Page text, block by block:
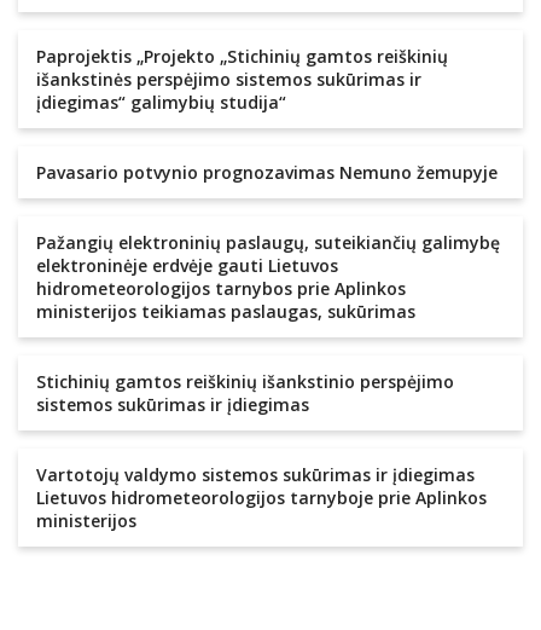
Paprojektis „Projekto „Stichinių gamtos reiškinių
išankstinės perspėjimo sistemos sukūrimas ir
įdiegimas“ galimybių studija“
Pavasario potvynio prognozavimas Nemuno žemupyje
Pažangių elektroninių paslaugų, suteikiančių galimybę
elektroninėje erdvėje gauti Lietuvos
hidrometeorologijos tarnybos prie Aplinkos
ministerijos teikiamas paslaugas, sukūrimas
Stichinių gamtos reiškinių išankstinio perspėjimo
sistemos sukūrimas ir įdiegimas
Vartotojų valdymo sistemos sukūrimas ir įdiegimas
Lietuvos hidrometeorologijos tarnyboje prie Aplinkos
ministerijos